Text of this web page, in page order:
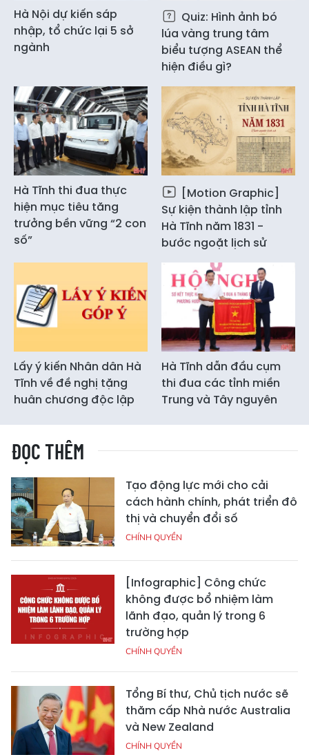
Hà Nội dự kiến sáp
nhập, tổ chức lại 5 sở
ngành
Quiz: Hình ảnh bó
lúa vàng trung tâm
biểu tượng ASEAN thể
hiện điều gì?
Hà Tĩnh thi đua thực
hiện mục tiêu tăng
trưởng bền vững “2 con
số”
[Motion Graphic]
Sự kiện thành lập tỉnh
Hà Tĩnh năm 1831 -
bước ngoặt lịch sử
Lấy ý kiến Nhân dân Hà
Tĩnh về đề nghị tặng
huân chương độc lập
Hà Tĩnh dẫn đầu cụm
thi đua các tỉnh miền
Trung và Tây nguyên
ĐỌC THÊM
Tạo động lực mới cho cải
cách hành chính, phát triển đô
thị và chuyển đổi số
CHÍNH QUYỀN
[Infographic] Công chức
không được bổ nhiệm làm
lãnh đạo, quản lý trong 6
trường hợp
CHÍNH QUYỀN
Tổng Bí thư, Chủ tịch nước sẽ
thăm cấp Nhà nước Australia
và New Zealand
CHÍNH QUYỀN